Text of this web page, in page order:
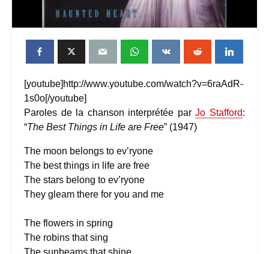
[youtube]http://www.youtube.com/watch?v=6raAdR-
1s0o[/youtube]
Paroles de la chanson interprétée parJo Stafford:
“The Best Things in Life are Free” (1947)
The moon belongs to ev’ryone
The best things in life are free
The stars belong to ev’ryone
They gleam there for you and me
The flowers in spring
The robins that sing
The sunbeams that shine